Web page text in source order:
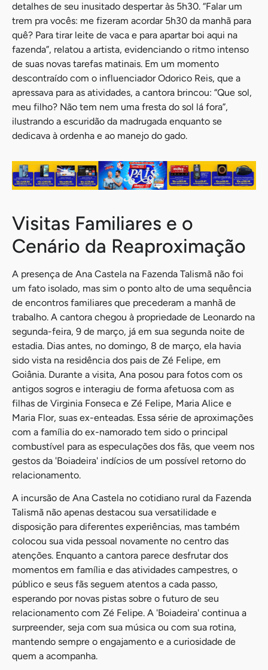
detalhes de seu inusitado despertar às 5h30. “Falar um
trem pra vocês: me fizeram acordar 5h30 da manhã para
quê? Para tirar leite de vaca e para apartar boi aqui na
fazenda”, relatou a artista, evidenciando o ritmo intenso
de suas novas tarefas matinais. Em um momento
descontraído com o influenciador Odorico Reis, que a
apressava para as atividades, a cantora brincou: “Que sol,
meu filho? Não tem nem uma fresta do sol lá fora”,
ilustrando a escuridão da madrugada enquanto se
dedicava à ordenha e ao manejo do gado.
Visitas Familiares e o
Cenário da Reaproximação
A presença de Ana Castela na Fazenda Talismã não foi
um fato isolado, mas sim o ponto alto de uma sequência
de encontros familiares que precederam a manhã de
trabalho. A cantora chegou à propriedade de Leonardo na
segunda-feira, 9 de março, já em sua segunda noite de
estadia. Dias antes, no domingo, 8 de março, ela havia
sido vista na residência dos pais de Zé Felipe, em
Goiânia. Durante a visita, Ana posou para fotos com os
antigos sogros e interagiu de forma afetuosa com as
filhas de Virginia Fonseca e Zé Felipe, Maria Alice e
Maria Flor, suas ex-enteadas. Essa série de aproximações
com a família do ex-namorado tem sido o principal
combustível para as especulações dos fãs, que veem nos
gestos da 'Boiadeira' indícios de um possível retorno do
relacionamento.
A incursão de Ana Castela no cotidiano rural da Fazenda
Talismã não apenas destacou sua versatilidade e
disposição para diferentes experiências, mas também
colocou sua vida pessoal novamente no centro das
atenções. Enquanto a cantora parece desfrutar dos
momentos em família e das atividades campestres, o
público e seus fãs seguem atentos a cada passo,
esperando por novas pistas sobre o futuro de seu
relacionamento com Zé Felipe. A 'Boiadeira' continua a
surpreender, seja com sua música ou com sua rotina,
mantendo sempre o engajamento e a curiosidade de
quem a acompanha.